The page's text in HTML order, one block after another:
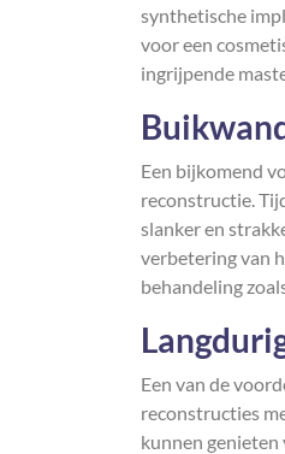
synthetische
voor een
ingrijpende
Een bijkomend
reconstructie.
slanker en
verbetering van
behandeling
Een van de
reconstructies
kunnen